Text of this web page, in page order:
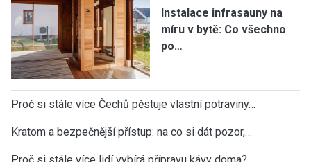
Instalace infrasauny na
míru v bytě: Co všechno
po…
Proč si stále více Čechů pěstuje vlastní potraviny…
Kratom a bezpečnější přístup: na co si dát pozor,…